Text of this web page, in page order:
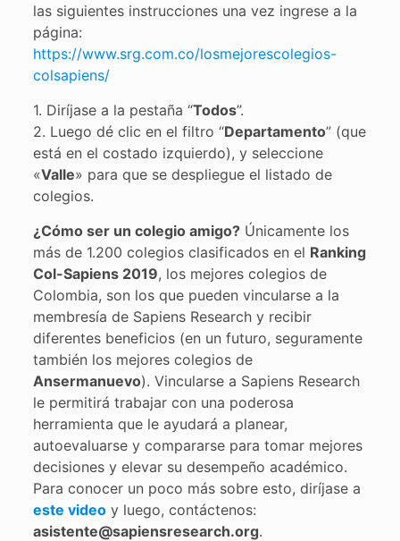
las siguientes instrucciones una vez ingrese a la
página:
https://www.srg.com.co/losmejorescolegios-
colsapiens/
1. Diríjase a la pestaña “Todos”.
2. Luego dé clic en el filtro “Departamento” (que
está en el costado izquierdo), y seleccione
«Valle» para que se despliegue el listado de
colegios.
¿Cómo ser un colegio amigo?Únicamente los
más de 1.200 colegios clasificados en el Ranking
Col-Sapiens 2019, los mejores colegios de
Colombia, son los que pueden vincularse a la
membresía de Sapiens Research y recibir
diferentes beneficios (en un futuro, seguramente
también los mejores colegios de
Ansermanuevo). Vincularse a Sapiens Research
le permitirá trabajar con una poderosa
herramienta que le ayudará a planear,
autoevaluarse y compararse para tomar mejores
decisiones y elevar su desempeño académico.
Para conocer un poco más sobre esto, diríjase a
este videoy luego, contáctenos:
asistente@sapiensresearch.org.